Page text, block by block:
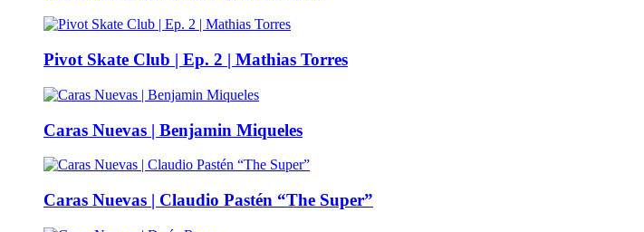
Pivot Skate Club | Ep. 2 | Mathias Torres
Caras Nuevas | Benjamin Miqueles
Caras Nuevas | Claudio Pastén “The Super”